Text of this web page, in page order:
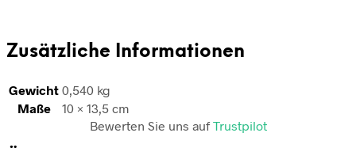
Zusätzliche Informationen
Gewicht 0,540 kg
Maße
10 × 13,5 cm
Bewerten Sie uns aufTrustpilot